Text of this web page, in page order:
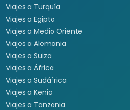
Viajes a Turquía
Viajes a Egipto
Viajes a Medio Oriente
Viajes a Alemania
Viajes a Suiza
Viajes a África
Viajes a Sudáfrica
Viajes a Kenia
Viajes a Tanzania